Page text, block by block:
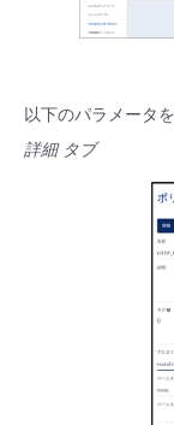
以下のパラメータ
詳細 タブ